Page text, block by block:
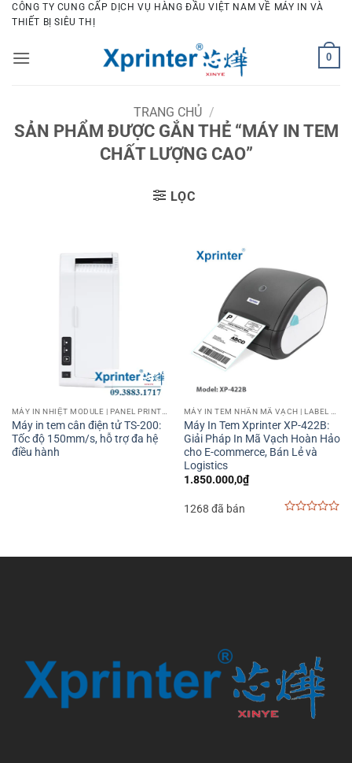
Bỏ
qua
dung
CÔNG TY CUNG CẤP DỊCH VỤ HÀNG ĐẦU VIỆT NAM VỀ MÁY IN VÀ
THIẾT BỊ SIÊU THỊ
0
TRANG CHỦ /
SẢN PHẨM ĐƯỢC GẮN THẺ “MÁY IN TEM
CHẤT LƯỢNG CAO”
LỌC
Máy in tem cân điện tử TS-200:
Tốc độ 150mm/s, hỗ trợ đa hệ
điều hành
Máy In Tem Xprinter XP-422B:
Giải Pháp In Mã Vạch Hoàn Hảo
cho E-commerce, Bán Lẻ và
Logistics
1.850.000,0₫
1268 đã bán
5